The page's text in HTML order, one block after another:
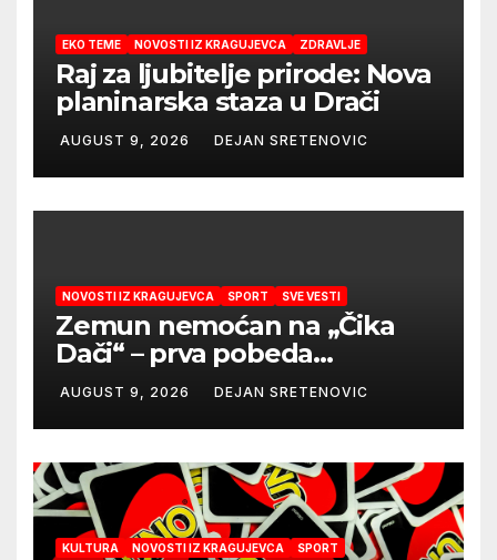
EKO TEME NOVOSTI IZ KRAGUJEVCA ZDRAVLJE
Raj za ljubitelje prirode: Nova
planinarska staza u Drači
AUGUST 9, 2026 DEJAN SRETENOVIC
NOVOSTI IZ KRAGUJEVCA SPORT SVE VESTI
Zemun nemoćan na „Čika
Dači“ – prva pobeda
Radničkog u drugom
mandatu Feđe Dudića
AUGUST 9, 2026 DEJAN SRETENOVIC
KULTURA NOVOSTI IZ KRAGUJEVCA SPORT